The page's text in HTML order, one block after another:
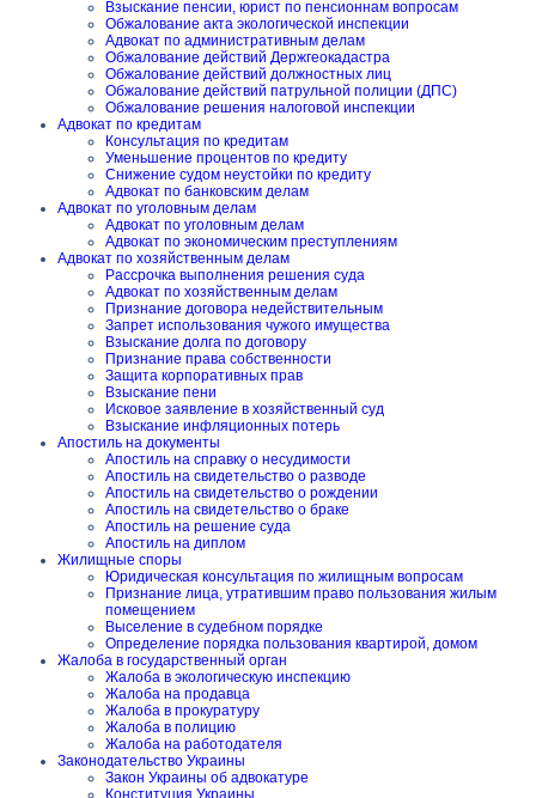
Взыскание пенсии, юрист по пенсионнам вопросам
Обжалование акта экологической инспекции
Адвокат по административным делам
Обжалование действий Держгеокадастра
Обжалование действий должностных лиц
Обжалование действий патрульной полиции (ДПС)
Обжалование решения налоговой инспекции
Адвокат по кредитам
Консультация по кредитам
Уменьшение процентов по кредиту
Снижение судом неустойки по кредиту
Адвокат по банковским делам
Адвокат по уголовным делам
Адвокат по уголовным делам
Адвокат по экономическим преступлениям
Адвокат по хозяйственным делам
Рассрочка выполнения решения суда
Адвокат по хозяйственным делам
Признание договора недействительным
Запрет использования чужого имущества
Взыскание долга по договору
Признание права собственности
Защита корпоративных прав
Взыскание пени
Исковое заявление в хозяйственный суд
Взыскание инфляционных потерь
Апостиль на документы
Апостиль на справку о несудимости
Апостиль на свидетельство о разводе
Апостиль на свидетельство о рождении
Апостиль на свидетельство о браке
Апостиль на решение суда
Апостиль на диплом
Жилищные споры
Юридическая консультация по жилищным вопросам
Признание лица, утратившим право пользования жилым
помещением
Выселение в судебном порядке
Определение порядка пользования квартирой, домом
Жалоба в государственный орган
Жалоба в экологическую инспекцию
Жалоба на продавца
Жалоба в прокуратуру
Жалоба в полицию
Жалоба на работодателя
Законодательство Украины
Закон Украины об адвокатуре
Конституция Украины